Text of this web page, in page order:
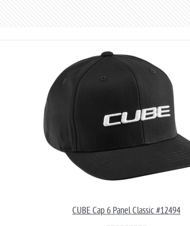
CUBE Cap 6 Panel Classic #12494